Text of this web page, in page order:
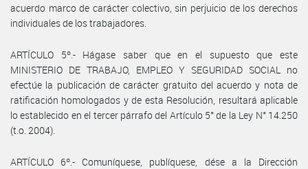
acuerdo marco de carácter colectivo, sin perjuicio de los derechos
individuales de los trabajadores.
ARTÍCULO 5º.- Hágase saber que en el supuesto que este
MINISTERIO DE TRABAJO, EMPLEO Y SEGURIDAD SOCIAL no
efectúe la publicación de carácter gratuito del acuerdo y nota de
ratificación homologados y de esta Resolución, resultará aplicable
lo establecido en el tercer párrafo del Artículo 5° de la Ley N° 14.250
(t.o. 2004).
ARTÍCULO 6º.- Comuníquese, publíquese, dése a la Dirección